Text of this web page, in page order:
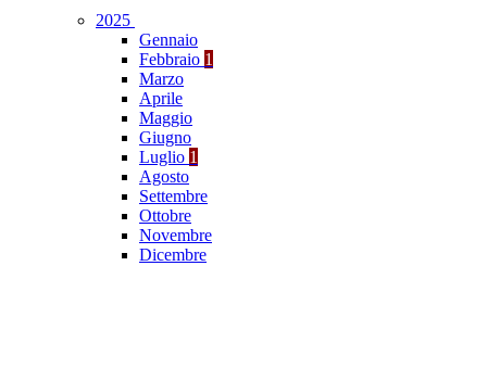
2025
Gennaio
Febbraio 1
Marzo
Aprile
Maggio
Giugno
Luglio 1
Agosto
Settembre
Ottobre
Novembre
Dicembre